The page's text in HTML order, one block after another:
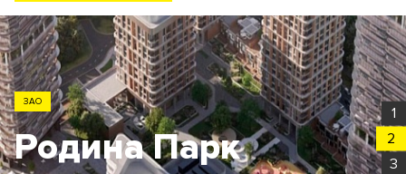
1
2
3
ЗАО
Родина Парк